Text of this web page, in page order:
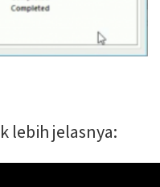
lebih jelasnya: